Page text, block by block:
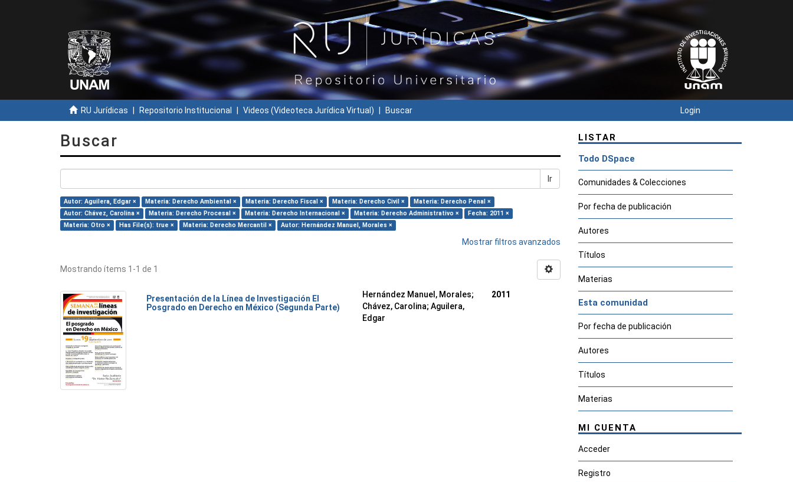
RU Jurídicas Repositorio Institucional Videos (Videoteca Jurídica Virtual) Buscar Login
Buscar
Ir
Autor: Aguilera, Edgar × Materia: Derecho Ambiental × Materia: Derecho Fiscal × Materia: Derecho Civil ×
Materia: Derecho Penal ×
Autor: Chávez, Carolina ×
Materia: Derecho Procesal × Materia: Derecho Internacional × Materia: Derecho Administrativo ×
Fecha: 2011 ×
Materia: Otro ×
Has File(s): true × Materia: Derecho Mercantil × Autor: Hernández Manuel, Morales ×
Mostrar filtros avanzados
Mostrando ítems 1-1 de 1
Presentación de la Línea de Investigación El
Posgrado en Derecho en México (Segunda Parte)
Hernández Manuel, Morales;
Chávez, Carolina; Aguilera,
Edgar
2011
LISTAR
Todo DSpace
Comunidades & Colecciones
Por fecha de publicación
Autores
Títulos
Materias
Esta comunidad
Por fecha de publicación
Autores
Títulos
Materias
MI CUENTA
Acceder
Registro